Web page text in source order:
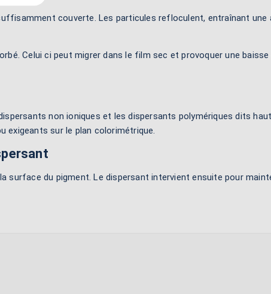
couverte. Les particules refloculent, entraînant
Celui ci peut migrer dans le film sec et provoquer une
non ioniques et les dispersants polymériques dits
sur le plan colorimétrique.
surface du pigment. Le dispersant intervient ensuite pour